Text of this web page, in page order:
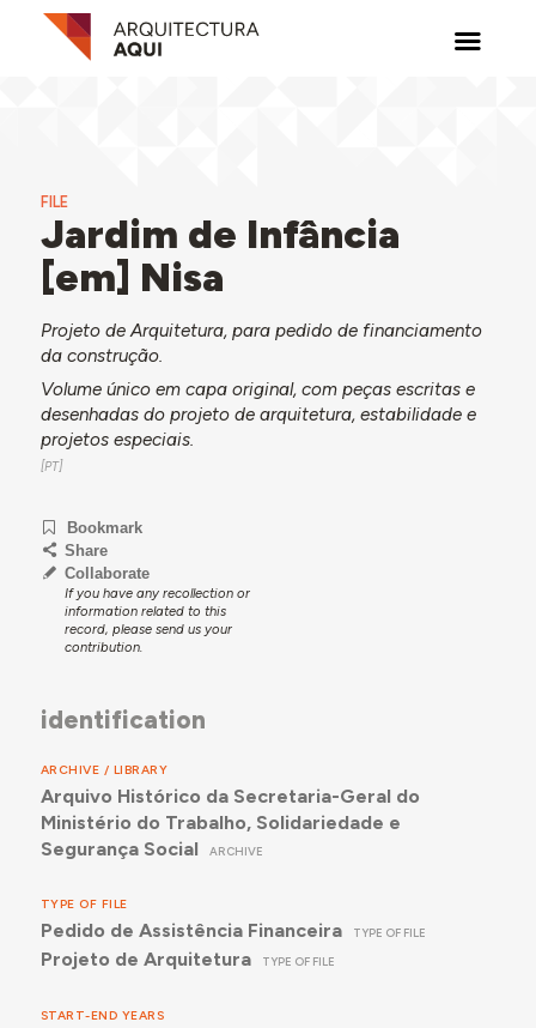
FILE
Jardim de Infância
[em] Nisa
Projeto de Arquitetura, para pedido de financiamento
da construção.
Volume único em capa original, com peças escritas e
desenhadas do projeto de arquitetura, estabilidade e
projetos especiais.
Bookmark
Share
Collaborate
If you have any recollection or
information related to this
record, please send us your
contribution.
identification
ARCHIVE / LIBRARY
Arquivo Histórico da Secretaria-Geral do
Ministério do Trabalho, Solidariedade e
Segurança Social
ARCHIVE
TYPE OF FILE
Pedido de Assistência Financeira TYPE OF FILE
Projeto de Arquitetura TYPE OF FILE
START-END YEARS